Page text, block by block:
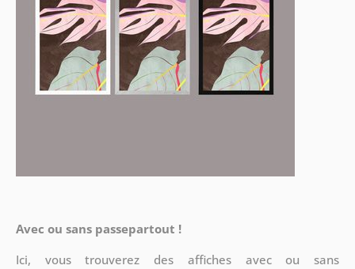
Avec ou sans passepartout !
Ici, vous trouverez des affiches avec ou sans